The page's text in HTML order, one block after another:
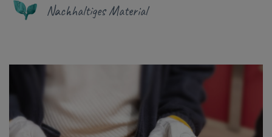
Nachhaltiges Material